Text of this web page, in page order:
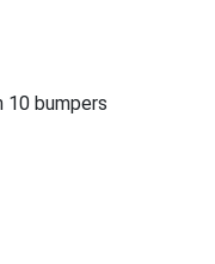
10 bumpers